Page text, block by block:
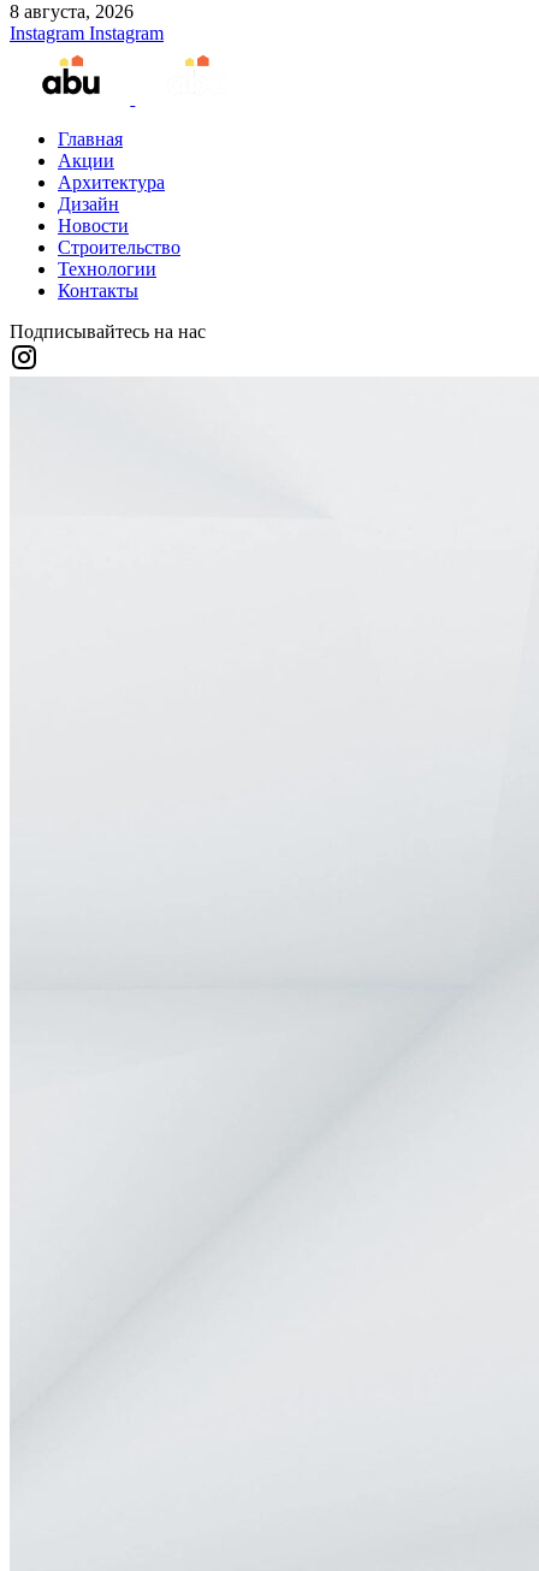
8 августа, 2026
Instagram Instagram
Главная
Акции
Архитектура
Дизайн
Новости
Строительство
Технологии
Контакты
Подписывайтесь на нас